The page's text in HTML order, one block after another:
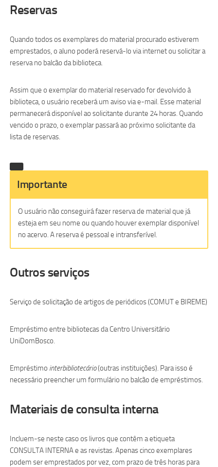
Reservas
Quando todos os exemplares do material procurado estiverem
emprestados, o aluno poderá reservá-lo via internet ou solicitar a
reserva no balcão da biblioteca.
Assim que o exemplar do material reservado for devolvido à
biblioteca, o usuário receberá um aviso via e-mail. Esse material
permanecerá disponível ao solicitante durante 24 horas. Quando
vencido o prazo, o exemplar passará ao próximo solicitante da
lista de reservas.
Importante
O usuário não conseguirá fazer reserva de material que já
esteja em seu nome ou quando houver exemplar disponível
no acervo. A reserva é pessoal e intransferível.
Outros serviços
Serviço de solicitação de artigos de periódicos (COMUT e BIREME)
Empréstimo entre bibliotecas da Centro Universitário
UniDomBosco.
Empréstimo interbibliotecário(outras instituições). Para isso é
necessário preencher um formulário no balcão de empréstimos.
Materiais de consulta interna
Incluem-se neste caso os livros que contêm a etiqueta
CONSULTA INTERNA e as revistas. Apenas cinco exemplares
podem ser emprestados por vez, com prazo de três horas para